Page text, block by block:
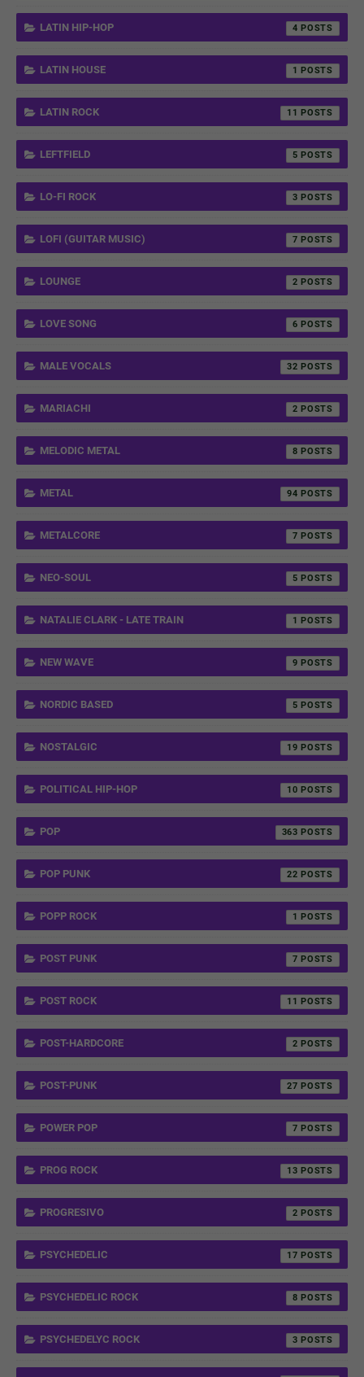
LATIN HIP-HOP 4
LATIN HOUSE 1
LATIN ROCK 11
LEFTFIELD 5
LO-FI ROCK 3
LOFI (GUITAR MUSIC) 7
LOUNGE 2
LOVE SONG 6
MALE VOCALS 32
MARIACHI 2
MELODIC METAL 8
METAL 94
METALCORE 7
NEO-SOUL 5
NATALIE CLARK - LATE TRAIN 1
NEW WAVE 9
NORDIC BASED 5
NOSTALGIC 19
POLITICAL HIP-HOP 10
POP 363
POP PUNK 22
POPP ROCK 1
POST PUNK 7
POST ROCK 11
POST-HARDCORE 2
POST-PUNK 27
POWER POP 7
PROG ROCK 13
PROGRESIVO 2
PSYCHEDELIC 17
PSYCHEDELIC ROCK 8
PSYCHEDELYC ROCK 3